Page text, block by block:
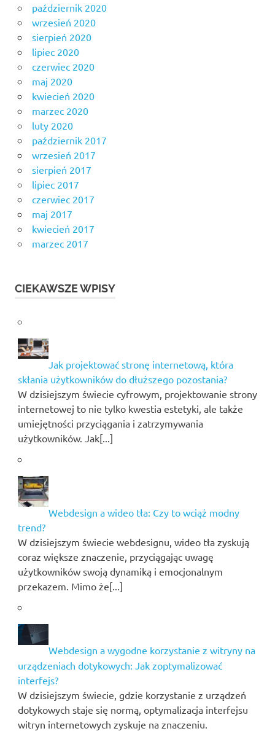
październik 2020
wrzesień 2020
sierpień 2020
lipiec 2020
czerwiec 2020
maj 2020
kwiecień 2020
marzec 2020
luty 2020
październik 2017
wrzesień 2017
sierpień 2017
lipiec 2017
czerwiec 2017
maj 2017
kwiecień 2017
marzec 2017
CIEKAWSZE WPISY
Jak projektować stronę internetową, która
skłania użytkowników do dłuższego pozostania?
W dzisiejszym świecie cyfrowym, projektowanie strony
internetowej to nie tylko kwestia estetyki, ale także
umiejętności przyciągania i zatrzymywania
użytkowników. Jak[...]
Webdesign a wideo tła: Czy to wciąż modny
trend?
W dzisiejszym świecie webdesignu, wideo tła zyskują
coraz większe znaczenie, przyciągając uwagę
użytkowników swoją dynamiką i emocjonalnym
przekazem. Mimo że[...]
Webdesign a wygodne korzystanie z witryny na
urządzeniach dotykowych: Jak zoptymalizować
interfejs?
W dzisiejszym świecie, gdzie korzystanie z urządzeń
dotykowych staje się normą, optymalizacja interfejsu
witryn internetowych zyskuje na znaczeniu.